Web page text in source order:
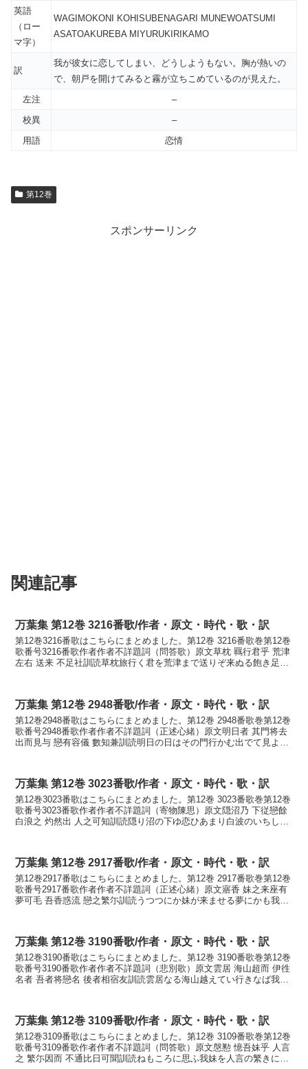
英語
（ロー
マ字）
WAGIMOKONI KOHISUBENAGARI MUNEWOATSUMI
ASATOAKUREBA MIYURUKIRIKAMO
訳
我が彼女に恋してしまい、どうしようもない。胸が熱いの
で、朝戸を開けてみると霧が立ちこめているのが見えた。
左注
–
校異
–
用語
恋情
第12巻
スポンサーリンク
関連記事
万葉集 第12巻 3216番歌/作者・原文・時代・歌・訳
第12巻3216番歌はこちらにまとめました。第12巻 3216番歌巻第12巻
歌番号3216番歌作者作者不詳題詞（問答歌）原文草枕 羈行君乎 荒津
左右 送来 不足社訓読草枕旅行く君を荒津まで送りぞ来ぬる飽き足ら
万葉集 第12巻 2948番歌/作者・原文・時代・歌・訳
第12巻2948番歌はこちらにまとめました。第12巻 2948番歌巻第12巻
歌番号2948番歌作者作者不詳題詞（正述心緒）原文明日者 其門将去
出而見与 戀有容儀 數知兼訓読明日の日はその門行かむ出でて見よ恋
万葉集 第12巻 3023番歌/作者・原文・時代・歌・訳
第12巻3023番歌はこちらにまとめました。第12巻 3023番歌巻第12巻
歌番号3023番歌作者作者不詳題詞（寄物陳思）原文隠沼乃 下従戀餘
白浪之 灼然出 人之可知訓読隠り沼の下ゆ恋ひあまり白波のいちしろ
万葉集 第12巻 2917番歌/作者・原文・時代・歌・訳
第12巻2917番歌はこちらにまとめました。第12巻 2917番歌巻第12巻
歌番号2917番歌作者作者不詳題詞（正述心緒）原文寤香 妹之来座有
夢可毛 吾香惑流 戀之繁尓訓読うつつにか妹が来ませる夢にかも我れ
万葉集 第12巻 3190番歌/作者・原文・時代・歌・訳
第12巻3190番歌はこちらにまとめました。第12巻 3190番歌巻第12巻
歌番号3190番歌作者作者不詳題詞（悲別歌）原文雲居 海山超而 伊徃
名者 吾者将戀名 後者相宿友訓読雲居なる海山越えてい行きなば我れ
万葉集 第12巻 3109番歌/作者・原文・時代・歌・訳
第12巻3109番歌はこちらにまとめました。第12巻 3109番歌巻第12巻
歌番号3109番歌作者作者不詳題詞（問答歌）原文慇懃 憶吾妹乎 人言
之 繁尓因而 不通比日可聞訓読ねもころに思ふ我妹を人言の繁きによ